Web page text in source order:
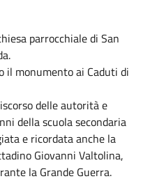
parrocchiale di San
il monumento ai Caduti di
delle autorità e
della scuola secondaria
e ricordata anche la
Giovanni Valtolina,
la Grande Guerra.